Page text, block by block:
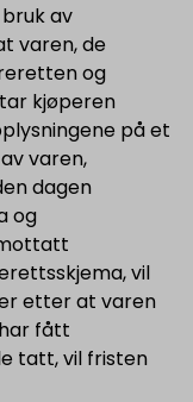
av
varen, de
og
kjøperen
på et
varen,
dagen
og
vil
etter at varen
fått
tatt, vil fristen